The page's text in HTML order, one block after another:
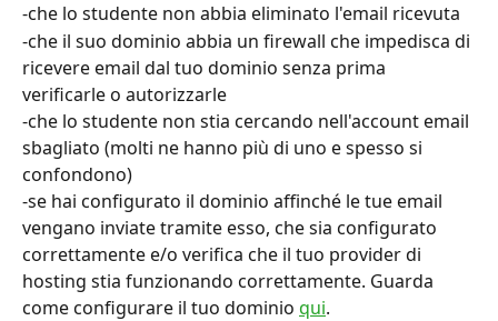
-che lo studente non abbia eliminato l'email ricevuta
-che il suo dominio abbia un firewall che impedisca di
ricevere email dal tuo dominio senza prima
verificarle o autorizzarle
-che lo studente non stia cercando nell'account email
sbagliato (molti ne hanno più di uno e spesso si
confondono)
-se hai configurato il dominio affinché le tue email
vengano inviate tramite esso, che sia configurato
correttamente e/o verifica che il tuo provider di
hosting stia funzionando correttamente. Guarda
come configurare il tuo dominio qui.